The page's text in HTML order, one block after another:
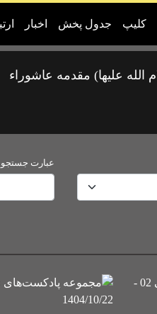
کلیپ جدول پخش اخبار
عبارت